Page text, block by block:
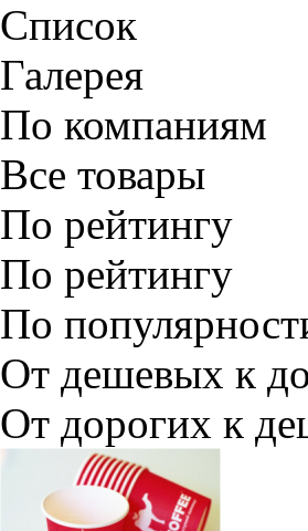
Список
Галерея
По компаниям
Все товары
По рейтингу
По рейтингу
По
От дешевых к
От дорогих к